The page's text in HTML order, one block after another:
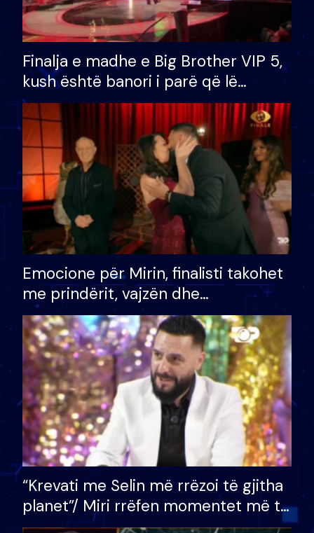
Finalja e madhe e Big Brother VIP 5,
kush është banori i parë që lë
shtëpinë dhe humb mundësinë për
të fituar çmimin e madh
Emocione për Mirin, finalisti takohet
me prindërit, vajzën dhe
bashkëshorten: S’kemi ndonjë letër
divorci apo jo?
“Krevati me Selin më rrëzoi të gjitha
planet”/ Miri rrëfen momentet më të
bukura në shtëpinë e BB VIP: Do më